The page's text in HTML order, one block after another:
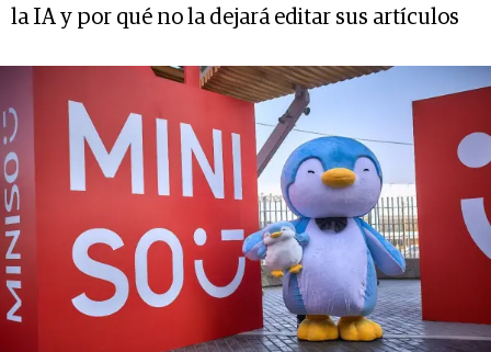
la IA y por qué no la dejará editar sus artículos